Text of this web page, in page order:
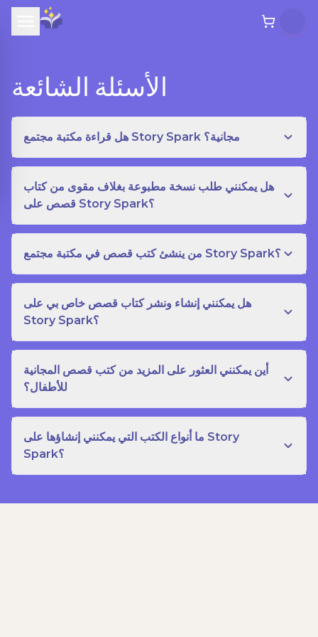
الأسئلة الشائعة
هل قراءة مكتبة مجتمع Story Spark مجانية؟
هل يمكنني طلب نسخة مطبوعة بغلاف مقوى من كتاب
قصص على Story Spark؟
من ينشئ كتب قصص في مكتبة مجتمع Story Spark؟
هل يمكنني إنشاء ونشر كتاب قصص خاص بي على
Story Spark؟
أين يمكنني العثور على المزيد من كتب قصص المجانية
للأطفال؟
ما أنواع الكتب التي يمكنني إنشاؤها على Story
Spark؟